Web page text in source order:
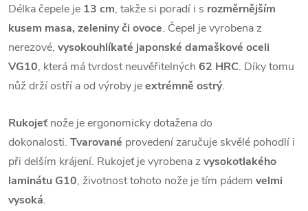
Délka čepele je 13 cm, takže si poradí i s rozměrnějším
kusem masa, zeleniny či ovoce. Čepel je vyrobena z
nerezové, vysokouhlíkaté japonské damaškové oceli
VG10, která má tvrdost neuvěřitelných 62 HRC. Díky tomu
nůž drží ostří a od výroby jeextrémně ostrý.
Rukojeť nože je ergonomicky dotažena do
dokonalosti. Tvarované provedení zaručuje skvělé pohodlí i
při delším krájení. Rukojeť je vyrobena zvysokotlakého
laminátu G10, životnost tohoto nože je tím pádem velmi
vysoká.